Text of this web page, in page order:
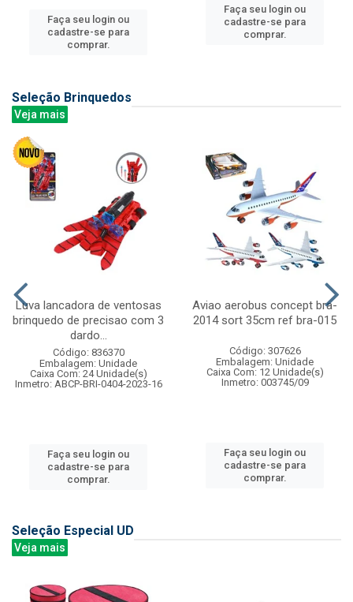
Faça seu login ou
cadastre-se para
comprar.
Faça seu login ou
cadastre-se para
comprar.
Seleção Brinquedos
Veja mais
Luva lancadora de ventosas
brinquedo de precisao com 3
dardo...
Código: 836370
Embalagem: Unidade
Caixa Com: 24 Unidade(s)
Inmetro: ABCP-BRI-0404-2023-16
Faça seu login ou
cadastre-se para
comprar.
Aviao aerobus concept bra-
2014 sort 35cm ref bra-015
Código: 307626
Embalagem: Unidade
Caixa Com: 12 Unidade(s)
Inmetro: 003745/09
Faça seu login ou
cadastre-se para
comprar.
Seleção Especial UD
Veja mais